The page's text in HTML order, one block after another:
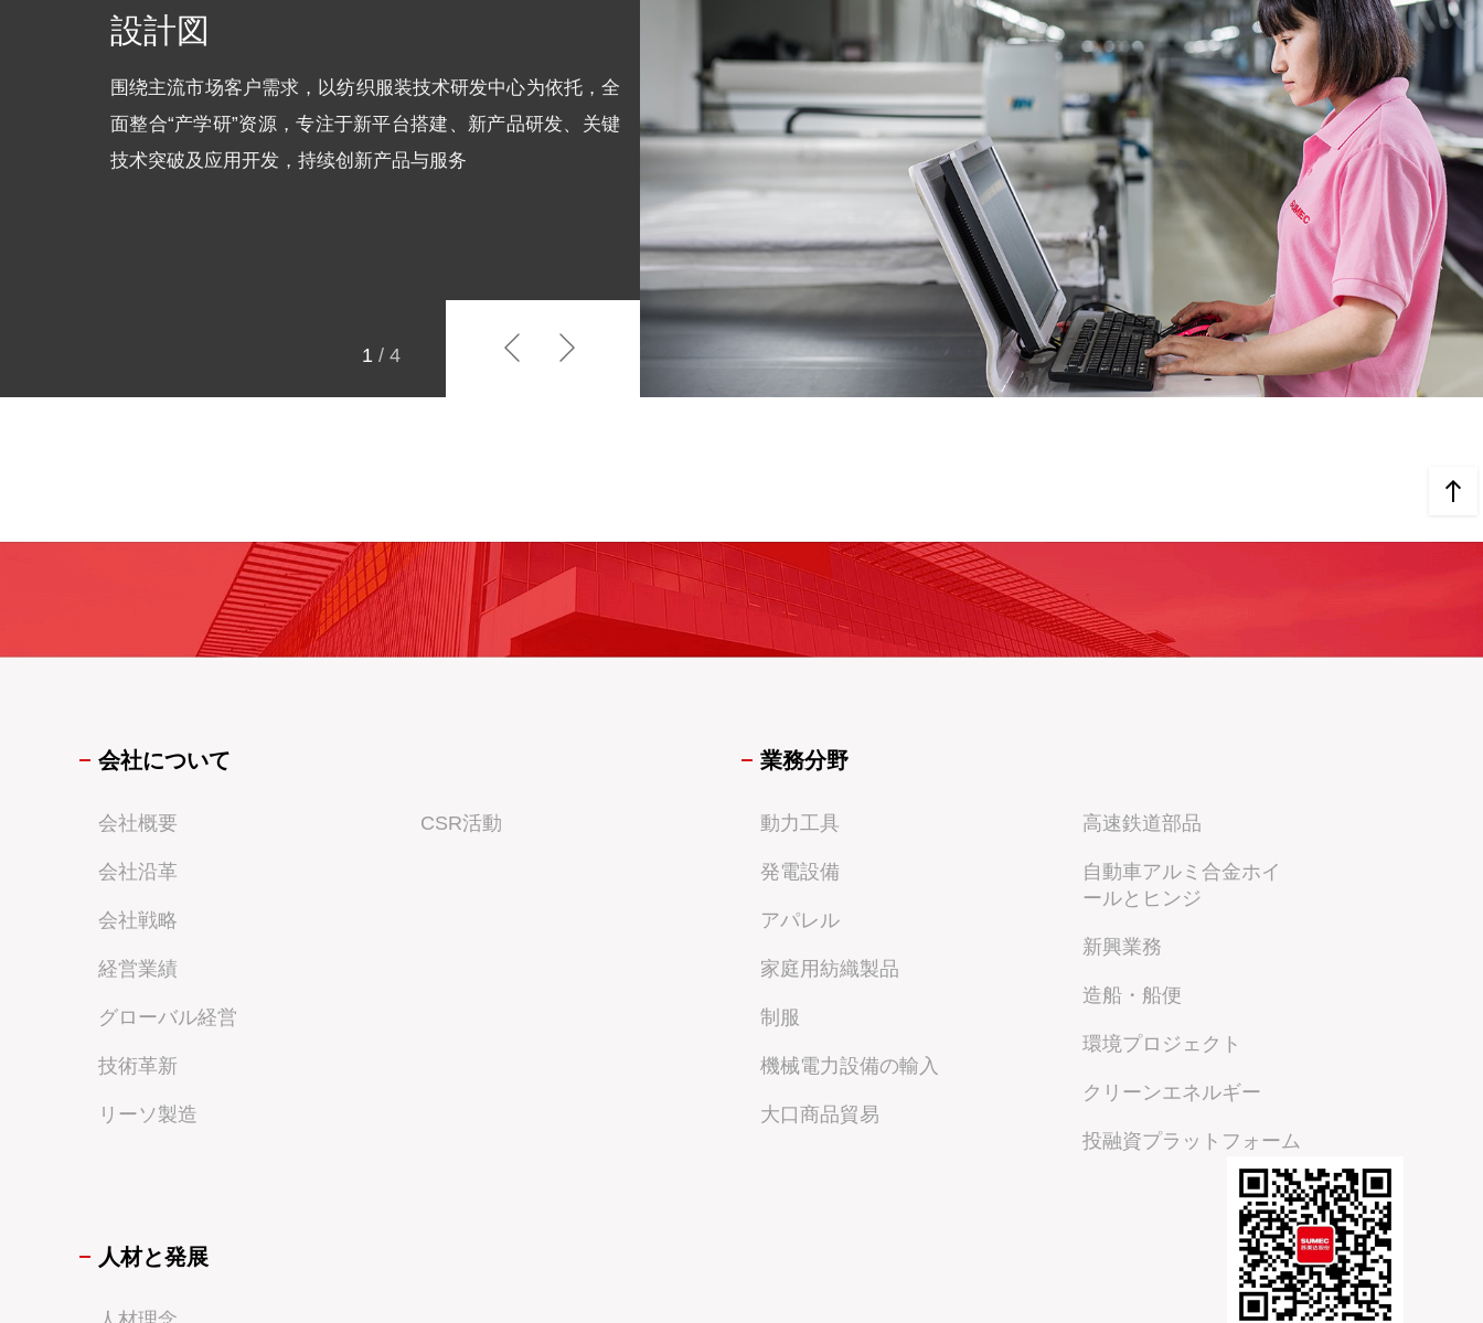
設計図
围绕主流市场客户需求，以纺织服装技术研发中心为依托，全
面整合“产学研”资源，专注于新平台搭建、新产品研发、关键
技术突破及应用开发，持续创新产品与服务
1 / 4
会社について
会社概要
会社沿革
会社戦略
経営業績
グローバル経営
技術革新
リーソ製造
CSR活動
業務分野
動力工具
発電設備
アパレル
家庭用紡織製品
制服
機械電力設備の輸入
大口商品貿易
高速鉄道部品
自動車アルミ合金ホイ
ールとヒンジ
新興業務
造船・船便
環境プロジェクト
クリーンエネルギー
投融資プラットフォーム
人材と発展